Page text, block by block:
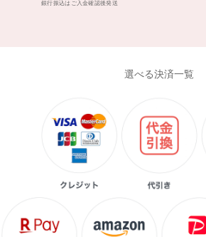
銀行振込はご入金確認後発送
選べる決済一覧